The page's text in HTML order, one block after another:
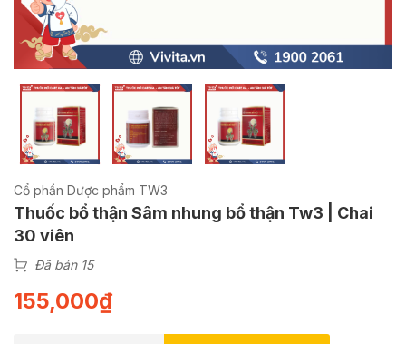
Cổ phần Dược phẩm TW3
Thuốc bổ thận Sâm nhung bổ thận Tw3 | Chai
30 viên
Đã bán 15
155,000₫